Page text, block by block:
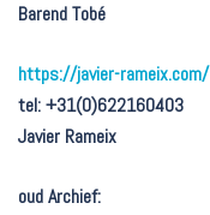
Barend Tobé
https://javier-rameix.com/
tel: +31(0)622160403
Javier Rameix
oud Archief: